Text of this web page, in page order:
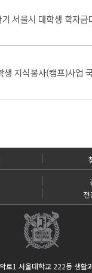
서울시 대학생 학자금
생 지식봉사(캠프)사업
전
로1 서울대학교 222동 생활